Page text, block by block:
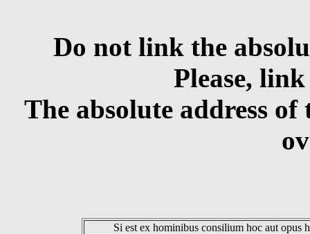
Do not link the
Please,
The absolute address
Si est ex hominibus consilium hoc aut opus